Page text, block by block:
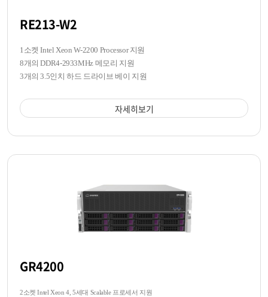
RE213-W2
1소켓 Intel Xeon W-2200 Processor 지원
8개의 DDR4-2933MHz 메모리 지원
3개의 3.5인치 하드 드라이브 베이 지원
자세히보기
GR4200
2소켓 Intel Xeon 4, 5세대 Scalable 프로세서 지원